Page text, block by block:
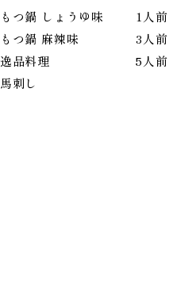
もつ鍋 しょうゆ味
もつ鍋 麻辣味
逸品料理
馬刺し
1人前
3人前
5人前